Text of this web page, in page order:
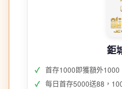
鉅
首存1000即獲額外1000
每日首存5000送88，